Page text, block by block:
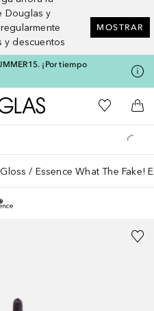
Douglas y
y descuentos
MOSTRAR
¡Por tiempo
A Douglas HomeMi lista de
A
Gloss Essence What The Fake!